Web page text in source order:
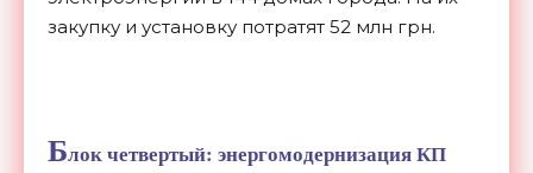
закупку и установку потратят 52 млн грн.
Блок четвертый: энергомодернизация КП